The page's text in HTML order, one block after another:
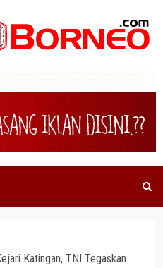
Katingan, TNI Tegaskan